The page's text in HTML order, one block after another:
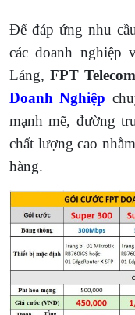
Để đáp ứng nhu
các doanh nghiệp
Láng, FPT Telecom
Doanh Nghiệp
mạnh mẽ, đường
chất lượng cao
hàng.